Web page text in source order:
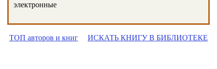
электронные
ТОП авторов и книг ИСКАТЬ КНИГУ В БИБЛИОТЕКЕ